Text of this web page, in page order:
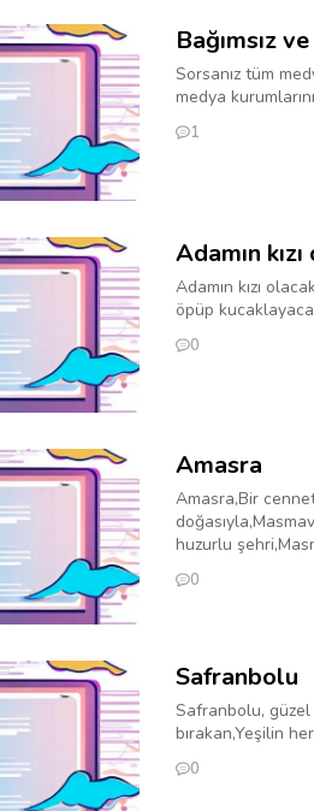
Bağımsız
Sorsanız tüm
medya
1
Adamın
Adamın kızı
öpüp
0
Amasra
Amasra,Bir
huzurlu
0
Safranbolu
Safranbolu,
bırakan,Yeşilin
0